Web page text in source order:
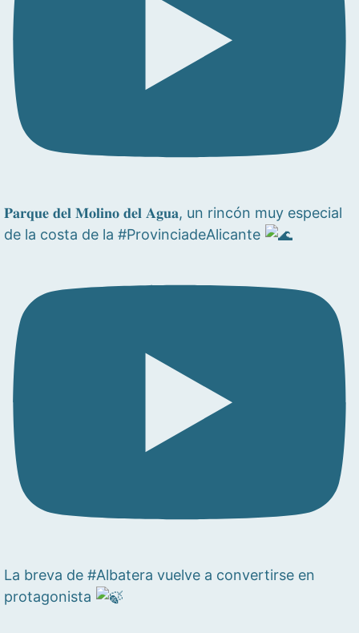
𝐏𝐚𝐫𝐪𝐮𝐞 𝐝𝐞𝐥 𝐌𝐨𝐥𝐢𝐧𝐨 𝐝𝐞𝐥 𝐀𝐠𝐮𝐚, un rincón muy especial
de la costa de la #ProvinciadeAlicante
La breva de #Albatera vuelve a convertirse en
protagonista